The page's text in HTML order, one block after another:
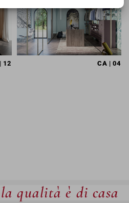
| 12 CA | 04
qualità è di casa